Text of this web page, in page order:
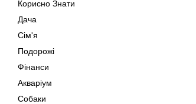
Корисно Знати
Дача
Сім'я
Подорожі
Фінанси
Акваріум
Собаки